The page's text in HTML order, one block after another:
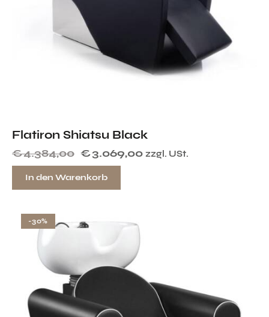
Flatiron Shiatsu Black
€4.384,00 €3.069,00 zzgl. USt.
In den Warenkorb
-30%